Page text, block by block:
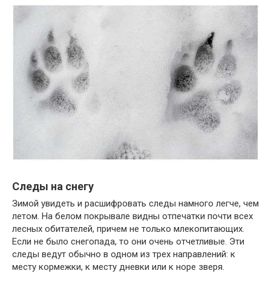
Следы на снегу
Зимой увидеть и расшифровать следы намного легче, чем
летом. На белом покрывале видны отпечатки почти всех
лесных обитателей, причем не только млекопитающих.
Если не было снегопада, то они очень отчетливые. Эти
следы ведут обычно в одном из трех направлений: к
месту кормежки, к месту дневки или к норе зверя.